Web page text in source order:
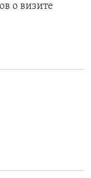
о визите